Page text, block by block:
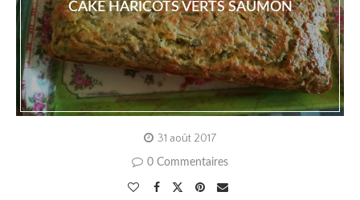
CAKE HARICOTS VERTS SAUMON
31 août 2017
0 Commentaires